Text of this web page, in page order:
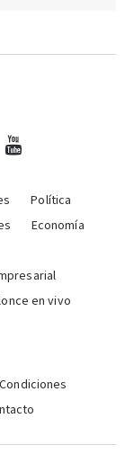
Política
Economía
en vivo